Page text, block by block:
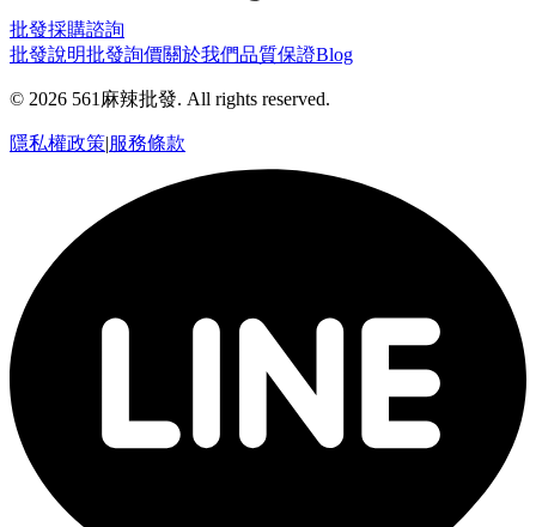
批發採購諮詢
批發說明批發詢價關於我們品質保證Blog
© 2026 561麻辣批發. All rights reserved.
隱私權政策|服務條款